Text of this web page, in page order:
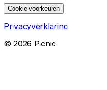
Cookie voorkeuren
Privacyverklaring
© 2026 Picnic